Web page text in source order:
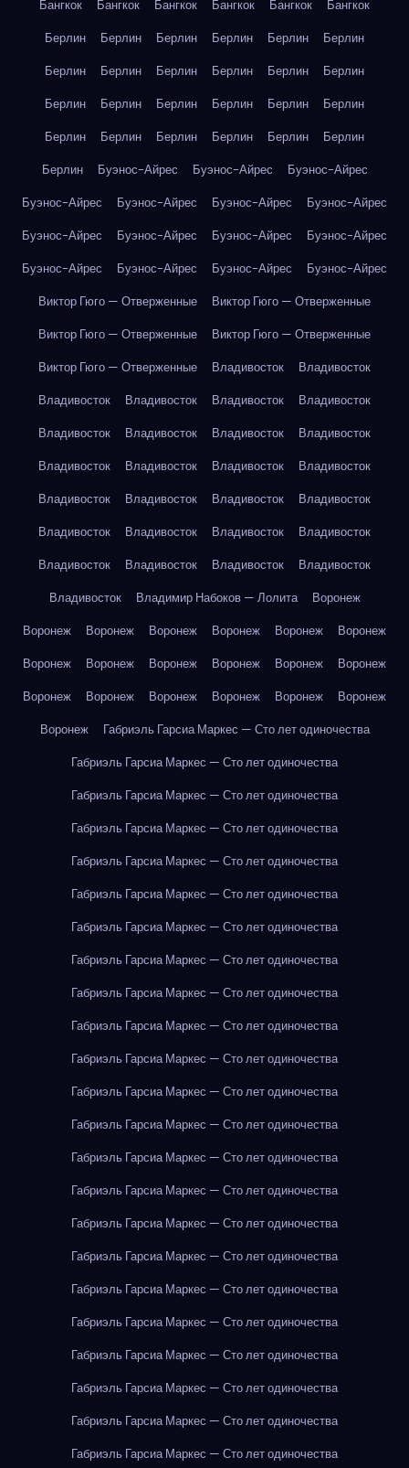
Бангкок Бангкок Бангкок Бангкок Бангкок
Бангкок
Берлин
Берлин Берлин Берлин Берлин
Берлин
Берлин
Берлин Берлин Берлин Берлин
Берлин
Берлин
Берлин Берлин Берлин Берлин
Берлин
Берлин
Берлин Берлин Берлин Берлин
Берлин
Берлин
Буэнос-Айрес Буэнос-Айрес
Буэнос-Айрес
Буэнос-Айрес
Буэнос-Айрес Буэнос-Айрес
Буэнос-Айрес
Буэнос-Айрес
Буэнос-Айрес Буэнос-Айрес
Буэнос-Айрес
Буэнос-Айрес
Буэнос-Айрес Буэнос-Айрес
Буэнос-Айрес
Виктор Гюго — Отверженные
Виктор Гюго — Отверженные
Виктор Гюго — Отверженные
Виктор Гюго — Отверженные
Виктор Гюго — Отверженные
Владивосток
Владивосток
Владивосток
Владивосток Владивосток
Владивосток
Владивосток
Владивосток Владивосток
Владивосток
Владивосток
Владивосток Владивосток
Владивосток
Владивосток
Владивосток Владивосток
Владивосток
Владивосток
Владивосток Владивосток
Владивосток
Владивосток
Владивосток Владивосток
Владивосток
Владивосток
Владимир Набоков — Лолита
Воронеж
Воронеж
Воронеж Воронеж Воронеж Воронеж
Воронеж
Воронеж
Воронеж Воронеж Воронеж Воронеж
Воронеж
Воронеж
Воронеж Воронеж Воронеж Воронеж
Воронеж
Воронеж
Габриэль Гарсиа Маркес — Сто лет одиночества
Габриэль Гарсиа Маркес — Сто лет одиночества
Габриэль Гарсиа Маркес — Сто лет одиночества
Габриэль Гарсиа Маркес — Сто лет одиночества
Габриэль Гарсиа Маркес — Сто лет одиночества
Габриэль Гарсиа Маркес — Сто лет одиночества
Габриэль Гарсиа Маркес — Сто лет одиночества
Габриэль Гарсиа Маркес — Сто лет одиночества
Габриэль Гарсиа Маркес — Сто лет одиночества
Габриэль Гарсиа Маркес — Сто лет одиночества
Габриэль Гарсиа Маркес — Сто лет одиночества
Габриэль Гарсиа Маркес — Сто лет одиночества
Габриэль Гарсиа Маркес — Сто лет одиночества
Габриэль Гарсиа Маркес — Сто лет одиночества
Габриэль Гарсиа Маркес — Сто лет одиночества
Габриэль Гарсиа Маркес — Сто лет одиночества
Габриэль Гарсиа Маркес — Сто лет одиночества
Габриэль Гарсиа Маркес — Сто лет одиночества
Габриэль Гарсиа Маркес — Сто лет одиночества
Габриэль Гарсиа Маркес — Сто лет одиночества
Габриэль Гарсиа Маркес — Сто лет одиночества
Габриэль Гарсиа Маркес — Сто лет одиночества
Габриэль Гарсиа Маркес — Сто лет одиночества